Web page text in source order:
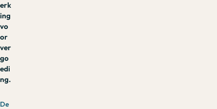
erk
ing
vo
or
ver
go
edi
ng.
De